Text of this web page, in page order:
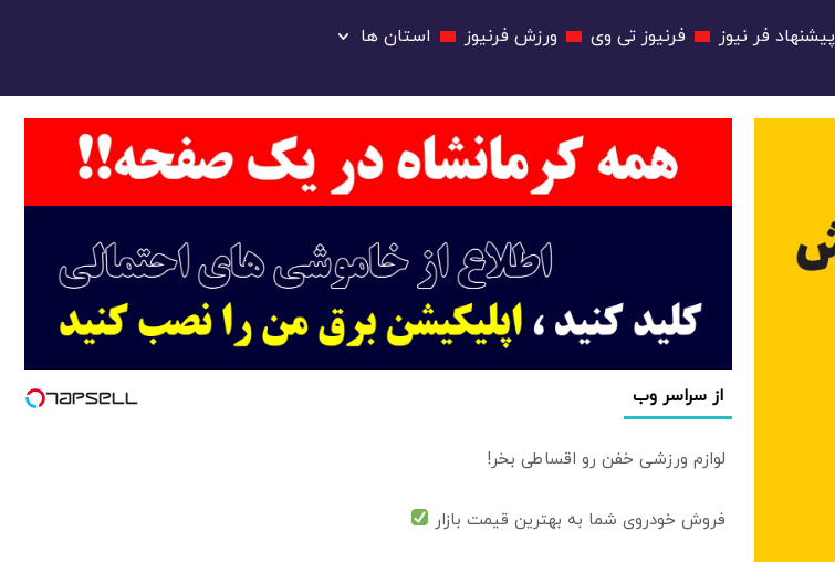
پیشنهاد فر نیوز فرنیوز تی وی ورزش فرنیوز استان ها
از سراسر وب
لوازم ورزشی خفن رو اقساطی بخر!
فروش خودروی شما به بهترین قیمت بازار